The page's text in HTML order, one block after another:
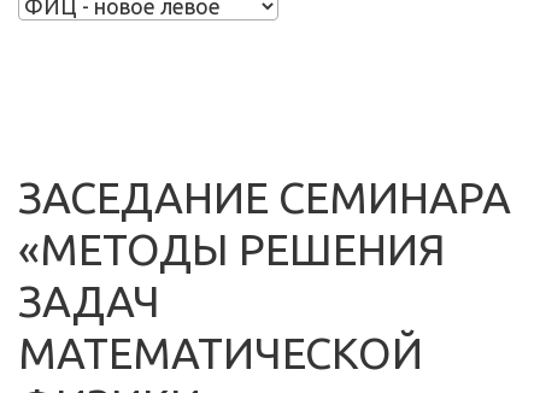
ЗАСЕДАНИЕ СЕМИНАРА
«МЕТОДЫ РЕШЕНИЯ
ЗАДАЧ
МАТЕМАТИЧЕСКОЙ